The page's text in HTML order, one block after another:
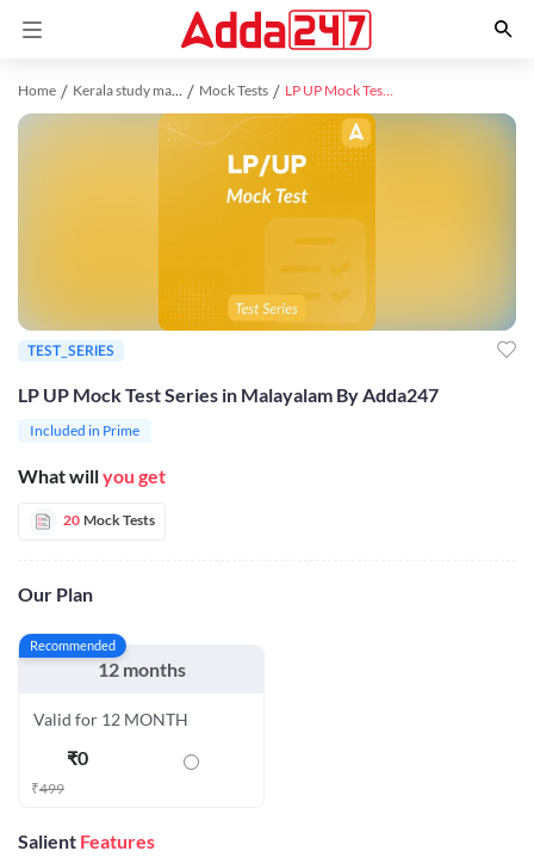
Home Kerala study material Mock Tests LP UP Mock Test Series in Malayalam By Adda247
LP UP Mock Test Series in Malayalam By Adda247
Included in Prime
What willyou get
20 Mock Tests
Our Plan
Recommended
12 months
Valid for 12 MONTH
₹0
₹499
Salient Features
TEST_SERIES